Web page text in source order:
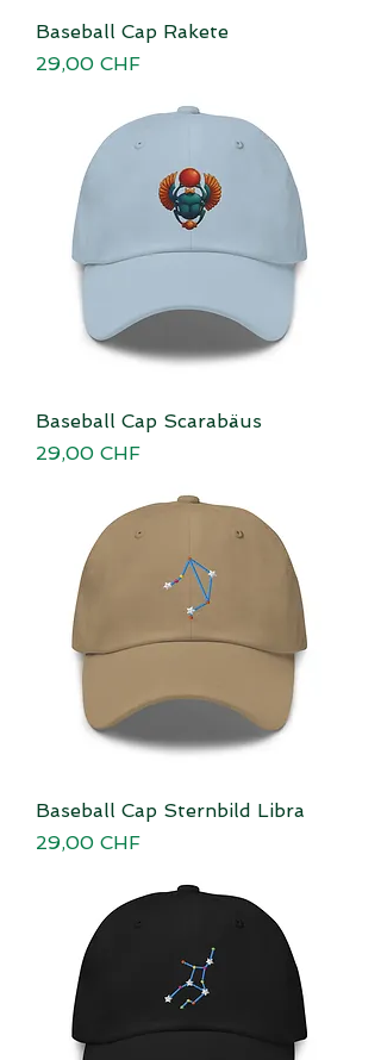
Baseball Cap Rakete
Preis
29,00 CHF
Baseball Cap Scarabäus
Preis
29,00 CHF
Baseball Cap Sternbild Libra
Preis
29,00 CHF